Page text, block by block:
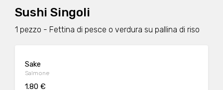
Sushi Singoli
1 pezzo - Fettina di pesce o verdura su pallina di riso
Sake
Salmone
1.80 €